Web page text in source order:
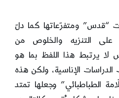
“قدس” ومتفرّعاتها كما دلّ
على التنزيه والخلوص من
لا يرتبط هذا اللفظ بما هو
الإناسية، ولكن هذه
الطباطبائي” وجعلها تمتد